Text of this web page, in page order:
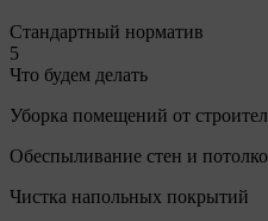
Стандартный норматив
5
Что будем делать
Уборка помещений от
Обеспыливание стен и
Чистка напольных покрытий